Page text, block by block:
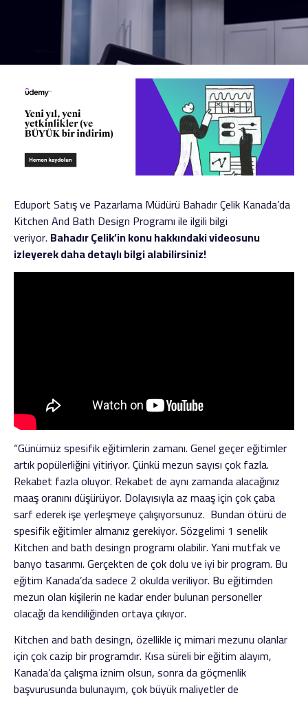
Eduport Satış ve Pazarlama Müdürü Bahadır Çelik Kanada’da
Kitchen And Bath Design Programı ile ilgili bilgi
veriyor. Bahadır Çelik’in konu hakkındaki videosunu
izleyerek daha detaylı bilgi alabilirsiniz!
“Günümüz spesifik eğitimlerin zamanı. Genel geçer eğitimler
artık popülerliğini yitiriyor. Çünkü mezun sayısı çok fazla.
Rekabet fazla oluyor. Rekabet de aynı zamanda alacağınız
maaş oranını düşürüyor. Dolayısıyla az maaş için çok çaba
sarf ederek işe yerleşmeye çalışıyorsunuz. Bundan ötürü de
spesifik eğitimler almanız gerekiyor. Sözgelimi 1 senelik
Kitchen and bath desingn programı olabilir. Yani mutfak ve
banyo tasarımı. Gerçekten de çok dolu ve iyi bir program. Bu
eğitim Kanada’da sadece 2 okulda veriliyor. Bu eğitimden
mezun olan kişilerin ne kadar ender bulunan personeller
olacağı da kendiliğinden ortaya çıkıyor.
Kitchen and bath desingn, özellikle iç mimari mezunu olanlar
için çok cazip bir programdır. Kısa süreli bir eğitim alayım,
Kanada’da çalışma iznim olsun, sonra da göçmenlik
başvurusunda bulunayım, çok büyük maliyetler de